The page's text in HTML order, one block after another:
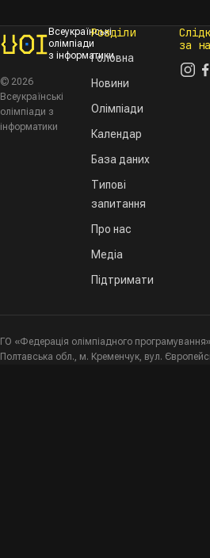
Всеукраїнські
олімпіади
з інформатики
© 2026
Всеукраїнські
олімпіади з
інформатики
Розділи
Головна
Новини
Олімпіади
Календар
База даних
Типові
запитання
Про нас
Медіа
Підтримати
за
ГО «Федерація олімпіадного
Полтавська обл., м. Кременчук, вул.